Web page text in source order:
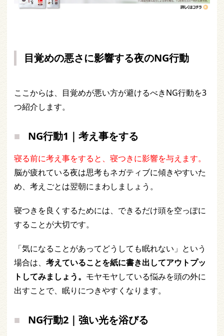
目覚めの悪さに影響する夜のNG行動
ここからは、目覚めが悪い方が避けるべきNG行動を3
つ紹介します。
NG行動1｜考え事をする
寝る前に考え事をすると、寝つきに影響を与えます。
脳が疲れている夜は思考もネガティブに傾きやすいた
め、考えごとは翌朝にまわしましょう。
寝つきを良くするためには、できるだけ頭を空っぽに
することが大切です。
「気になることがあってどうしても眠れない」という
場合は、 考えていることを紙に書き出してアウトプッ
トしてみましょう。 モヤモヤしている悩みを頭の外に
出すことで、眠りにつきやすくなります。
NG行動2｜強い光を浴びる